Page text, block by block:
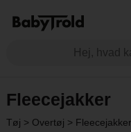
Fleecejakker
Tøj > Overtøj > Fleecejakker